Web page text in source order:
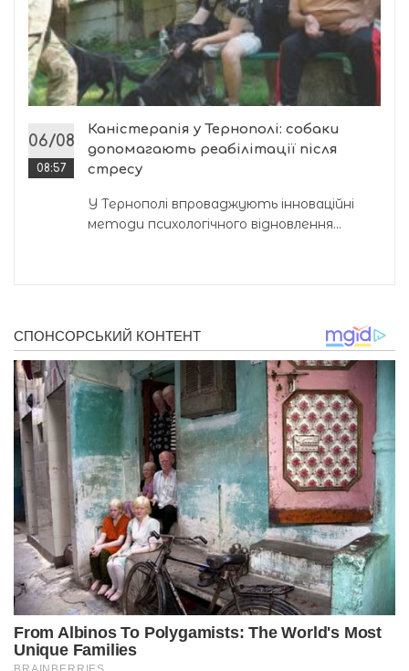
06/08
08:57
Каністерапія у Тернополі: собаки
допомагають реабілітації після
стресу
У Тернополі впроваджують інноваційні
методи психологічного відновлення...